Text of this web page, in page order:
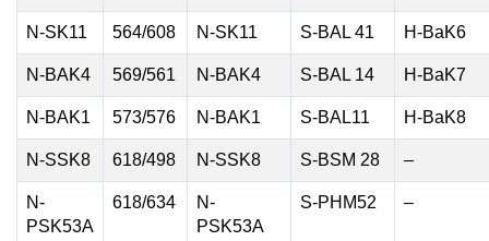
N-SK11 564/608 N-SK11 S-BAL 41 H-BaK6
N-BAK4 569/561 N-BAK4 S-BAL 14 H-BaK7
N-BAK1 573/576 N-BAK1 S-BAL11 H-BaK8
N-SSK8 618/498 N-SSK8 S-BSM 28 –
N-
PSK53A
618/634
N-
PSK53A
S-PHM52 –